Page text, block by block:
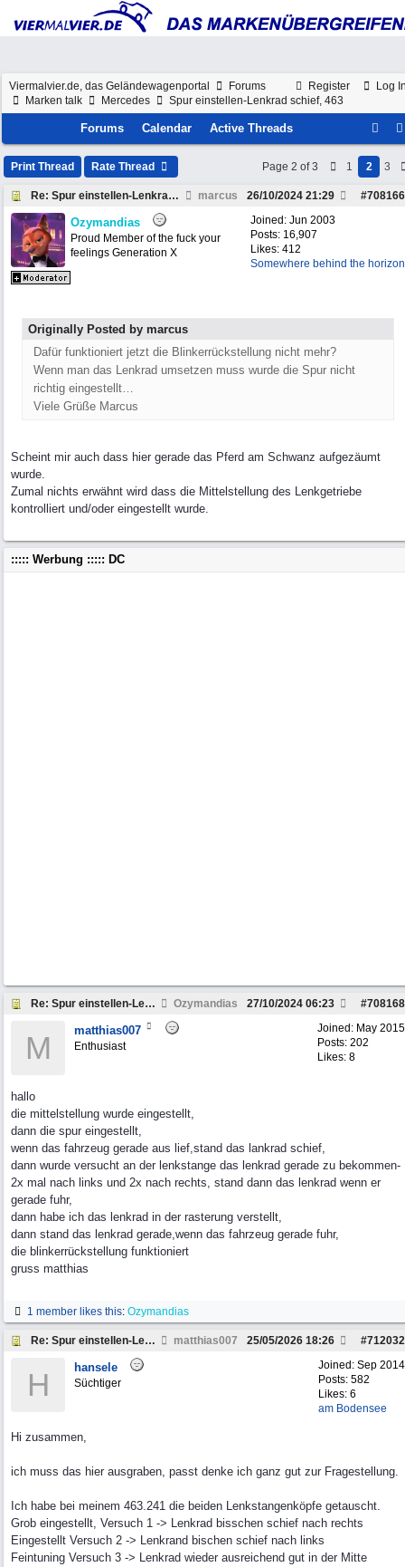
Register Log
Viermalvier.de, das Geländewagenportal
Forums
Marken talk
Mercedes Spur einstellen-Lenkrad schief, 463
Forums Calendar Active Threads
Print Thread Rate Thread Page 2 of 3 1 2 3
Re: Spur einstellen-Lenkrad schief, 463 marcus #708166
26/10/2024 21:29
Joined: Jun 2003
Posts: 16,907
Likes: 412
Somewhere behind the horizon
Ozymandias
Proud Member of the fuck your
feelings Generation X
Originally Posted by marcus
Dafür funktioniert jetzt die Blinkerrückstellung nicht mehr?
Wenn man das Lenkrad umsetzen muss wurde die Spur nicht
richtig eingestellt…
Viele Grüße Marcus
Scheint mir auch dass hier gerade das Pferd am Schwanz aufgezäumt
wurde.
Zumal nichts erwähnt wird dass die Mittelstellung des Lenkgetriebe
kontrolliert und/oder eingestellt wurde.
::::: Werbung ::::: DC
Re: Spur einstellen-Lenkrad schief, 463 Ozymandias #708168
27/10/2024 06:23
Joined: May 2015
Posts: 202
Likes: 8
M matthias007
Enthusiast
hallo
die mittelstellung wurde eingestellt,
dann die spur eingestellt,
wenn das fahrzeug gerade aus lief,stand das lankrad schief,
dann wurde versucht an der lenkstange das lenkrad gerade zu bekommen-
2x mal nach links und 2x nach rechts, stand dann das lenkrad wenn er
gerade fuhr,
dann habe ich das lenkrad in der rasterung verstellt,
dann stand das lenkrad gerade,wenn das fahrzeug gerade fuhr,
die blinkerrückstellung funktioniert
gruss matthias
1 member likes this: Ozymandias
Re: Spur einstellen-Lenkrad schief, 463 matthias007 #712032
25/05/2026 18:26
Joined: Sep 2014
Posts: 582
Likes: 6
am Bodensee
H hansele
Süchtiger
Hi zusammen,
ich muss das hier ausgraben, passt denke ich ganz gut zur Fragestellung.
Ich habe bei meinem 463.241 die beiden Lenkstangenköpfe getauscht.
Grob eingestellt, Versuch 1 -> Lenkrad bisschen schief nach rechts
Eingestellt Versuch 2 -> Lenkrand bischen schief nach links
Feintuning Versuch 3 -> Lenkrad wieder ausreichend gut in der Mitte